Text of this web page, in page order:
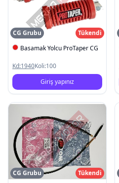
CG Grubu
Tükendi
Basamak Yolcu ProTaper CG
Kd:1940Koli:100
Giriş yapınız
CG Grubu
Tükendi